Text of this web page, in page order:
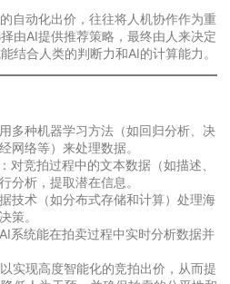
自动化出价，往往将人机协作作为重
由AI提供推荐策略，最终由人来决定
结合人类的判断力和AI的计算能力。
用多种机器学习方法（如回归分析、决
网络等）来处理数据。
：对竞拍过程中的文本数据（如描述、
分析，提取潜在信息。
技术（如分布式存储和计算）处理海
策。
AI系统能在拍卖过程中实时分析数据并
实现高度智能化的竞拍出价，从而提